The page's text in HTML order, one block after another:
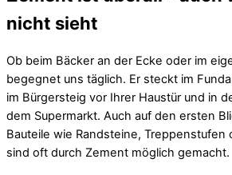
nicht sieht
Ob beim Bäcker an der Ecke oder im
begegnet uns täglich. Er steckt im
im Bürgersteig vor Ihrer Haustür und in
dem Supermarkt. Auch auf den ersten
Bauteile wie Randsteine, Treppenstufen
sind oft durch Zement möglich gemacht.